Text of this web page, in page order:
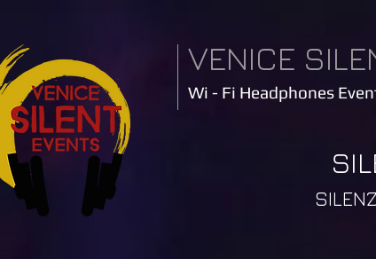
VENICE
Wi - Fi Headphones